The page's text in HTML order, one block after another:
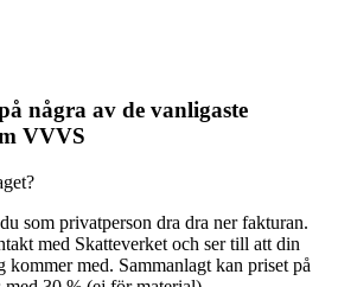
några av de vanligaste
VVVS
som privatperson dra dra ner fakturan.
med Skatteverket och ser till att din
kommer med. Sammanlagt kan priset på